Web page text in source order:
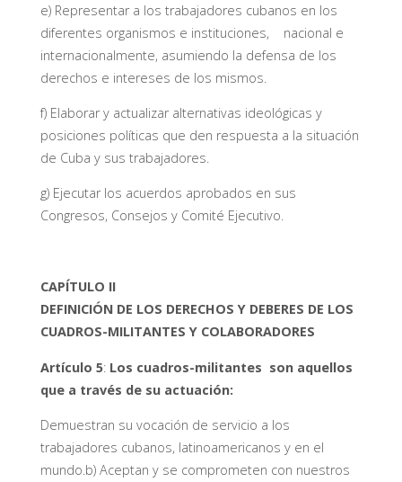
e) Representar a los trabajadores cubanos en los
diferentes organismos e instituciones, nacional e
internacionalmente, asumiendo la defensa de los
derechos e intereses de los mismos.
f) Elaborar y actualizar alternativas ideológicas y
posiciones políticas que den respuesta a la situación
de Cuba y sus trabajadores.
g) Ejecutar los acuerdos aprobados en sus
Congresos, Consejos y Comité Ejecutivo.
CAPÍTULO II
DEFINICIÓN DE LOS DERECHOS Y DEBERES DE LOS
CUADROS-MILITANTES Y COLABORADORES
Artículo 5: Los cuadros-militantes son aquellos
que a través de su actuación:
Demuestran su vocación de servicio a los
trabajadores cubanos, latinoamericanos y en el
mundo.b) Aceptan y se comprometen con nuestros